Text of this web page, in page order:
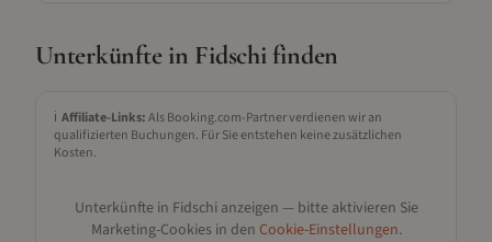
Unterkünfte in Fidschifinden
ℹ️ Affiliate-Links:Als Booking.com-Partner verdienen wir an
qualifizierten Buchungen. Für Sie entstehen keine zusätzlichen
Kosten.
Unterkünfte in Fidschi anzeigen — bitte aktivieren Sie
Marketing-Cookies in den Cookie-Einstellungen.